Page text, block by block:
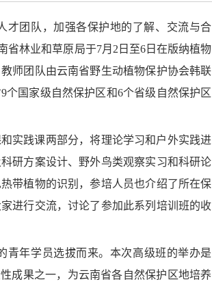
才团队，加强各保护地的了解、交流与合
省林业和草原局于7月2日至6日在版纳植物
师团队由云南省野生动植物保护协会韩联
国家级自然保护区和6个省级自然保护区
实践课两部分，将理论学习和户外实践进
研方案设计、野外鸟类观察实习和科研论
带植物的识别，参培人员也介绍了所在保
进行交流，讨论了参加此系列培训班的收
青年学员选拔而来。本次高级班的举办是
成果之一， 为云南省各自然保护区地培养